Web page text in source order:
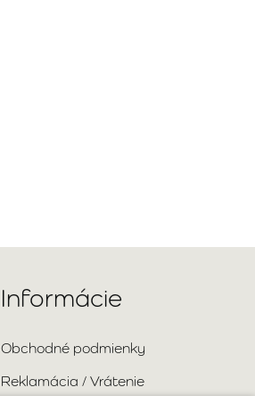
Informácie
Obchodné podmienky
Reklamácia / Vrátenie